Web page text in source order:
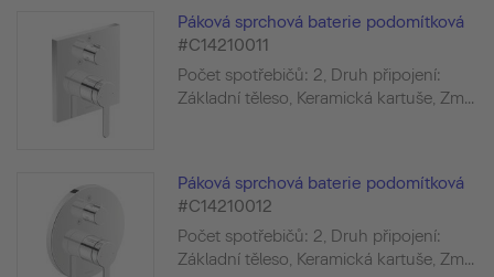
Páková sprchová baterie podomítková
#C14210011
Počet spotřebičů: 2, Druh připojení:
Základní těleso, Keramická kartuše, Zm...
Páková sprchová baterie podomítková
#C14210012
Počet spotřebičů: 2, Druh připojení:
Základní těleso, Keramická kartuše, Zm...